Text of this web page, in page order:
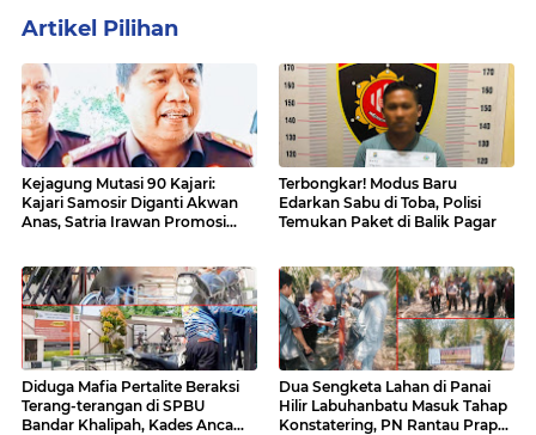
Artikel Pilihan
Kejagung Mutasi 90 Kajari:
Kajari Samosir Diganti Akwan
Anas, Satria Irawan Promosi
Terbongkar! Modus Baru
Edarkan Sabu di Toba, Polisi
Temukan Paket di Balik Pagar
Diduga Mafia Pertalite Beraksi
Terang-terangan di SPBU
Bandar Khalipah, Kades Ancam
Dua Sengketa Lahan di Panai
Hilir Labuhanbatu Masuk Tahap
Konstatering, PN Rantau Prapat